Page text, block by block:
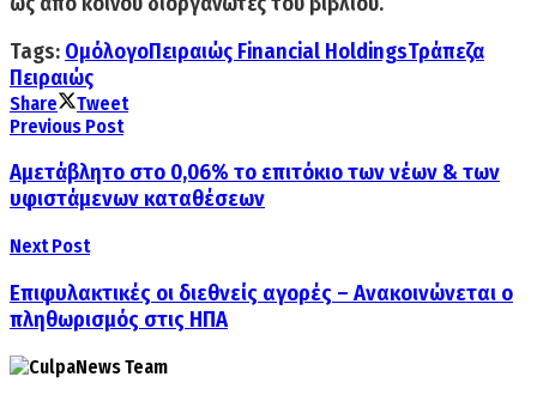
Tags: ΟμόλογοΠειραιώς Financial HoldingsΤράπεζα
Πειραιώς
Share
Tweet
Previous Post
Αμετάβλητο στο 0,06% το επιτόκιο των νέων & των
υφιστάμενων καταθέσεων
Next Post
Επιφυλακτικές οι διεθνείς αγορές – Ανακοινώνεται ο
πληθωρισμός στις ΗΠΑ